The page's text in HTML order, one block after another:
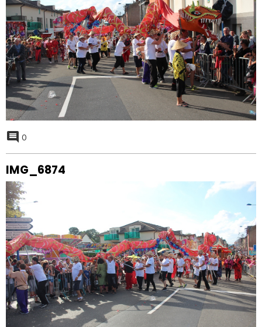
0
IMG_6874